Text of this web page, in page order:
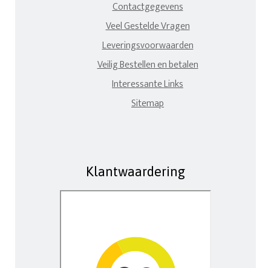
Contactgegevens
Veel Gestelde Vragen
Leveringsvoorwaarden
Veilig Bestellen en betalen
Interessante Links
Sitemap
Klantwaardering